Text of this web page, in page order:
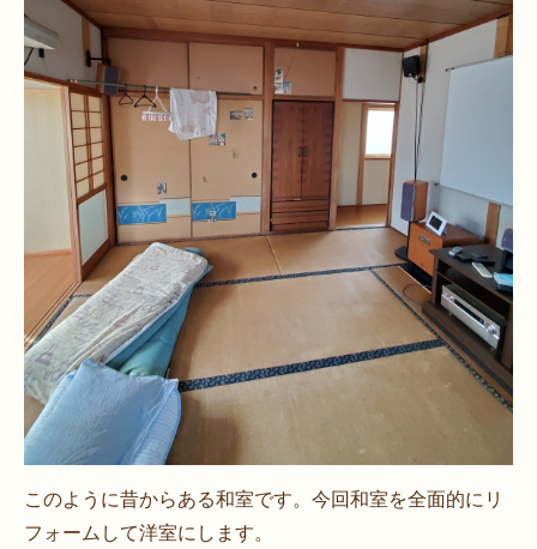
このように昔からある和室です。今回和室を全面的にリ
フォームして洋室にします。